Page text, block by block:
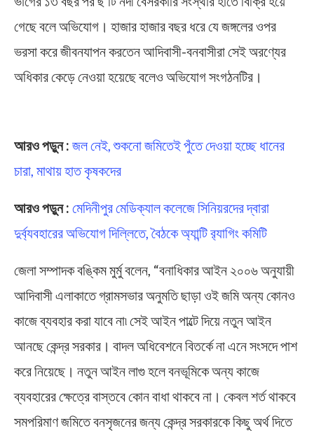
গেছে বলে অভিযোগ। হাজার হাজার বছর ধরে যে জঙ্গলের ওপর
ভরসা করে জীবনযাপন করতেন আদিবাসী-বনবাসীরা সেই অরণ্যের
অধিকার কেড়ে নেওয়া হয়েছে বলেও অভিযোগ সংগঠনটির।
আরও পড়ুন : জল নেই, শুকনো জমিতেই পুঁতে দেওয়া হচ্ছে ধানের
চারা, মাথায় হাত কৃষকদের
আরও পড়ুন : মেদিনীপুর মেডিক্যাল কলেজে সিনিয়রদের দ্বারা
দুর্ব্যবহারের অভিযোগ দিল্লিতে, বৈঠকে অ্যান্টি র‍্যাগিং কমিটি
জেলা সম্পাদক বঙ্কিম মুর্মু বলেন, “বনাধিকার আইন ২০০৬ অনুযায়ী
আদিবাসী এলাকাতে গ্রামসভার অনুমতি ছাড়া ওই জমি অন্য কোনও
কাজে ব্যবহার করা যাবে না৷ সেই আইন পাল্টে দিয়ে নতুন আইন
আনছে কেন্দ্র সরকার। বাদল অধিবেশনে বিতর্কে না এনে সংসদে পাশ
করে নিয়েছে। নতুন আইন লাগু হলে বনভূমিকে অন্য কাজে
ব্যবহারের ক্ষেত্রে বাস্তবে কোন বাধা থাকবে না। কেবল শর্ত থাকবে
সমপরিমাণ জমিতে বনসৃজনের জন্য কেন্দ্র সরকারকে কিছু অর্থ দিতে